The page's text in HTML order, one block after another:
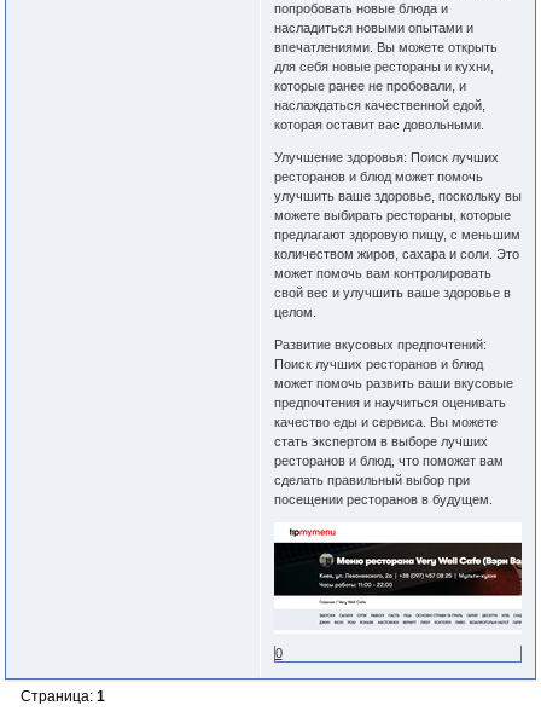
попробовать новые блюда и
насладиться новыми опытами и
впечатлениями. Вы можете открыть
для себя новые рестораны и кухни,
которые ранее не пробовали, и
наслаждаться качественной едой,
которая оставит вас довольными.
Улучшение здоровья: Поиск лучших
ресторанов и блюд может помочь
улучшить ваше здоровье, поскольку вы
можете выбирать рестораны, которые
предлагают здоровую пищу, с меньшим
количеством жиров, сахара и соли. Это
может помочь вам контролировать
свой вес и улучшить ваше здоровье в
целом.
Развитие вкусовых предпочтений:
Поиск лучших ресторанов и блюд
может помочь развить ваши вкусовые
предпочтения и научиться оценивать
качество еды и сервиса. Вы можете
стать экспертом в выборе лучших
ресторанов и блюд, что поможет вам
сделать правильный выбор при
посещении ресторанов в будущем.
0
Страница: 1